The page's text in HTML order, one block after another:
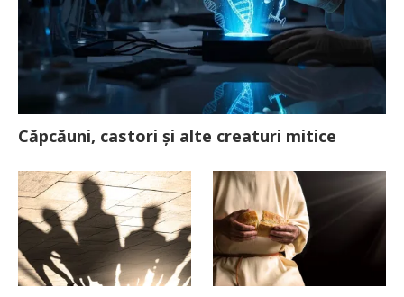
Căpcăuni, castori și alte creaturi mitice